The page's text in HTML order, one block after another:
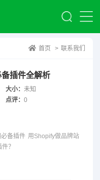
首页 > 联系我们
插件全解析
大小：未知
点评：0
备插件 用Shopify做品牌站
？